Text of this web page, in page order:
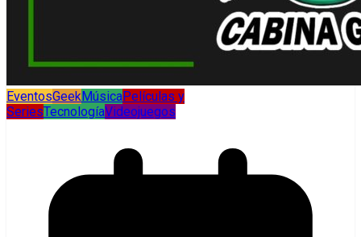
EventosGeekMúsicaPelículas y
SeriesTecnologíaVideojuegos